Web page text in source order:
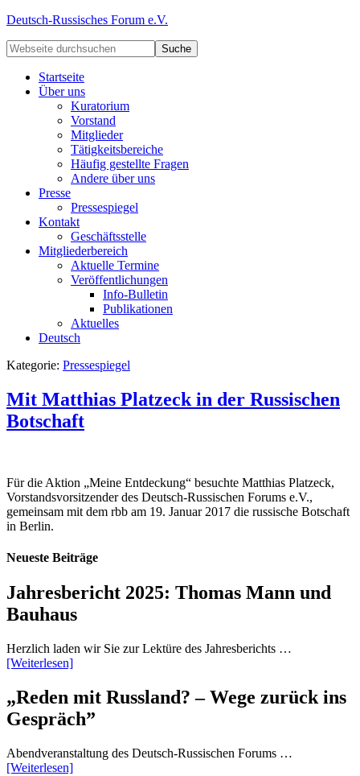
Deutsch-Russisches Forum e.V.
Startseite
Über uns
Kuratorium
Vorstand
Mitglieder
Tätigkeitsbereiche
Häufig gestellte Fragen
Andere über uns
Presse
Pressespiegel
Kontakt
Geschäftsstelle
Mitgliederbereich
Aktuelle Termine
Veröffentlichungen
Info-Bulletin
Publikationen
Aktuelles
Deutsch
Kategorie: Pressespiegel
Mit Matthias Platzeck in der Russischen
Botschaft
Für die Aktion „Meine Entdeckung“ besuchte Matthias Platzeck,
Vorstandsvorsitzender des Deutsch-Russischen Forums e.V.,
gemeinsam mit dem rbb am 19. Januar 2017 die russische Botschaft
in Berlin.
Neueste Beiträge
Jahresbericht 2025: Thomas Mann und
Bauhaus
Herzlich laden wir Sie zur Lektüre des Jahresberichts …
[Weiterlesen]
„Reden mit Russland? – Wege zurück ins
Gespräch”
Abendveranstaltung des Deutsch-Russischen Forums …
[Weiterlesen]